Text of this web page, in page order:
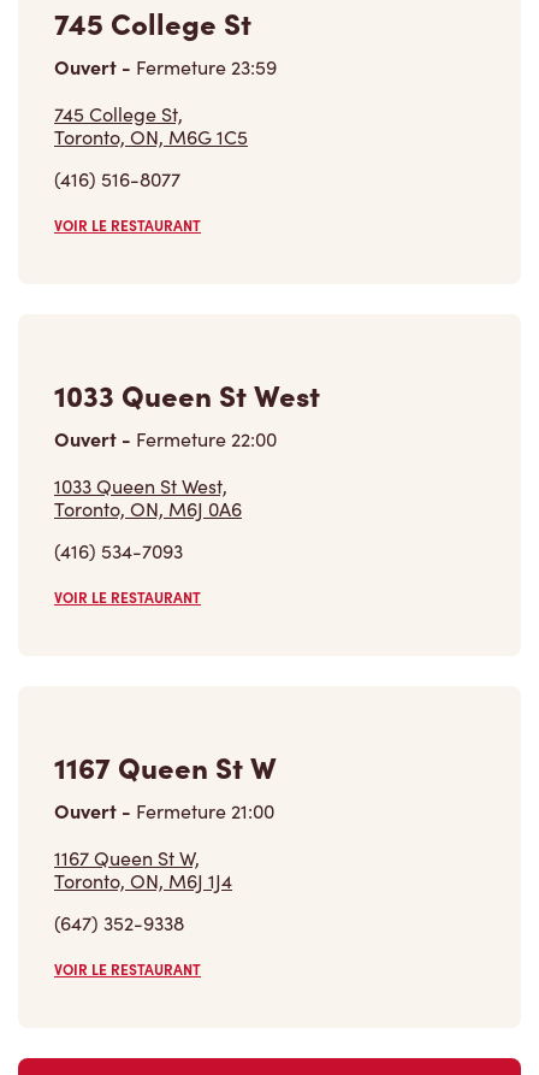
745 College St
Ouvert - Fermeture23:59
745 College St,
Toronto, ON, M6G 1C5
(416) 516-8077
VOIR LE RESTAURANT
1033 Queen St West
Ouvert - Fermeture22:00
1033 Queen St West,
Toronto, ON, M6J 0A6
(416) 534-7093
VOIR LE RESTAURANT
1167 Queen St W
Ouvert - Fermeture21:00
1167 Queen St W,
Toronto, ON, M6J 1J4
(647) 352-9338
VOIR LE RESTAURANT